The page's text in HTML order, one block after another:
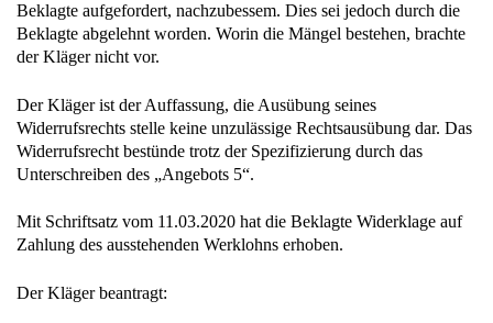
Beklagte aufgefordert, nachzubessem. Dies sei jedoch durch die
Beklagte abgelehnt worden. Worin die Mängel bestehen, brachte
der Kläger nicht vor.
Der Kläger ist der Auffassung, die Ausübung seines
Widerrufsrechts stelle keine unzulässige Rechtsausübung dar. Das
Widerrufsrecht bestünde trotz der Spezifizierung durch das
Unterschreiben des „Angebots 5“.
Mit Schriftsatz vom 11.03.2020 hat die Beklagte Widerklage auf
Zahlung des ausstehenden Werklohns erhoben.
Der Kläger beantragt: